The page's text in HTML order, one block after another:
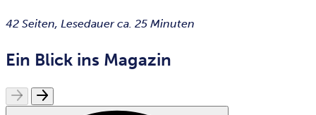
42 Seiten, Lesedauer ca. 25 Minuten
Ein Blick ins Magazin